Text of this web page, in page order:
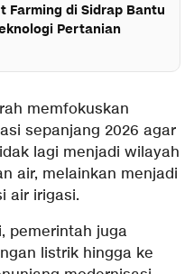
Farming di Sidrap Bantu
Pertanian
memfokuskan
sepanjang 2026 agar
lagi menjadi wilayah
air, melainkan menjadi
air irigasi.
pemerintah juga
listrik hingga ke